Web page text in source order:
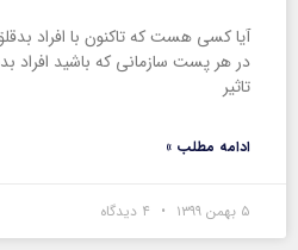
آیا کسی هست که تاکنون با افراد
در هر پست سازمانی که باشید افراد
تاثیر
ادامه مطلب »
۵ بهمن ۱۳۹۹